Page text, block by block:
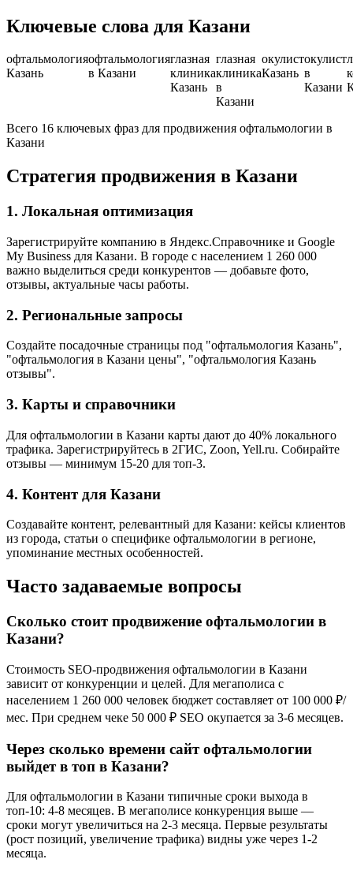
Ключевые слова для Казани
офтальмология
Казань
офтальмология
в Казани
глазная
клиника
Казань
глазная
клиника
в
Казани
окулист
Казань
окулист
в
Казани
Всего 16 ключевых фраз для продвижения офтальмологии в
Казани
Стратегия продвижения в Казани
1. Локальная оптимизация
Зарегистрируйте компанию в Яндекс.Справочнике и Google
My Business для Казани. В городе с населением 1 260 000
важно выделиться среди конкурентов — добавьте фото,
отзывы, актуальные часы работы.
2. Региональные запросы
Создайте посадочные страницы под "офтальмология Казань",
"офтальмология в Казани цены", "офтальмология Казань
отзывы".
3. Карты и справочники
Для офтальмологии в Казани карты дают до 40% локального
трафика. Зарегистрируйтесь в 2ГИС, Zoon, Yell.ru. Собирайте
отзывы — минимум 15-20 для топ-3.
4. Контент для Казани
Создавайте контент, релевантный для Казани: кейсы клиентов
из города, статьи о специфике офтальмологии в регионе,
упоминание местных особенностей.
Часто задаваемые вопросы
Сколько стоит продвижение офтальмологии в
Казани?
Стоимость SEO-продвижения офтальмологии в Казани
зависит от конкуренции и целей. Для мегаполиса с
населением 1 260 000 человек бюджет составляет от 100 000 ₽/
мес. При среднем чеке 50 000 ₽ SEO окупается за 3-6 месяцев.
Через сколько времени сайт офтальмологии
выйдет в топ в Казани?
Для офтальмологии в Казани типичные сроки выхода в
топ-10: 4-8 месяцев. В мегаполисе конкуренция выше —
сроки могут увеличиться на 2-3 месяца. Первые результаты
(рост позиций, увеличение трафика) видны уже через 1-2
месяца.